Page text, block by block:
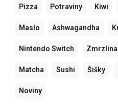
Pizza Potraviny Kiwi
Maslo Ashwagandha
Nintendo Switch Zmrzlina
Matcha Sushi Šišky
Noviny